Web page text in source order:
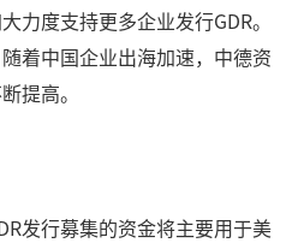
力度支持更多企业发行GDR。
着中国企业出海加速，中德资
提高。
发行募集的资金将主要用于美